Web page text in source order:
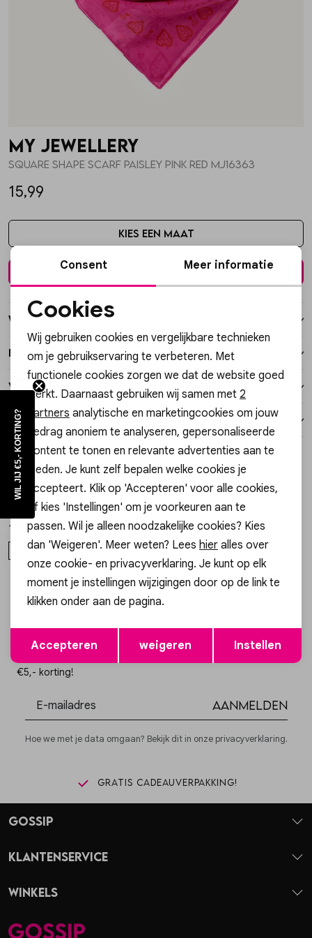
Blazers & gilets
Rokken
Sets
Jumpsuits & playsuits
Jassen
Lingerie
Enkelbandjes
Overige Sieraden
Petten & Mutsen
Woonaccessoires
Overige Accessoires
My Jewellery
Square shape scarf paisley pink red MJ16363
15,99
Kies een maat
In winkelmand
Winkelvoorraad
Kenmerken
Verzending / Ophalen in de winkel
Retourneren
Style dit met
My Jewellery
Scarf green flower MJ16594
17,99
1/2
My Jewellery
12,99
OS
Altijd als eerste op de hoogte zijn?
€5,- korting!
Aanmelden
Hoe we met je data omgaan? Bekijk dit in onze privacyverklaring.
Gratis cadeauverpakking!
Gossip
Klantenservice
Winkels
Noodzakelijke cookies
Personalisatie cookies
Analytische cookies
Marketing cookies
Opslaan
Consent Meer informatie
Cookies
Wij gebruiken cookies en vergelijkbare technieken
om je gebruikservaring te verbeteren. Met
functionele cookies zorgen we dat de website goed
werkt. Daarnaast gebruiken wij samen met 2
partners analytische en marketingcookies om jouw
gedrag anoniem te analyseren, gepersonaliseerde
content te tonen en relevante advertenties aan te
bieden. Je kunt zelf bepalen welke cookies je
accepteert. Klik op 'Accepteren' voor alle cookies,
of kies 'Instellingen' om je voorkeuren aan te
passen. Wil je alleen noodzakelijke cookies? Kies
dan 'Weigeren'. Meer weten? Lees hier alles over
onze cookie- en privacyverklaring. Je kunt op elk
moment je instellingen wijzigingen door op de link te
klikken onder aan de pagina.
Accepteren weigeren Instellen
WIL JIJ €5,- KORTING?